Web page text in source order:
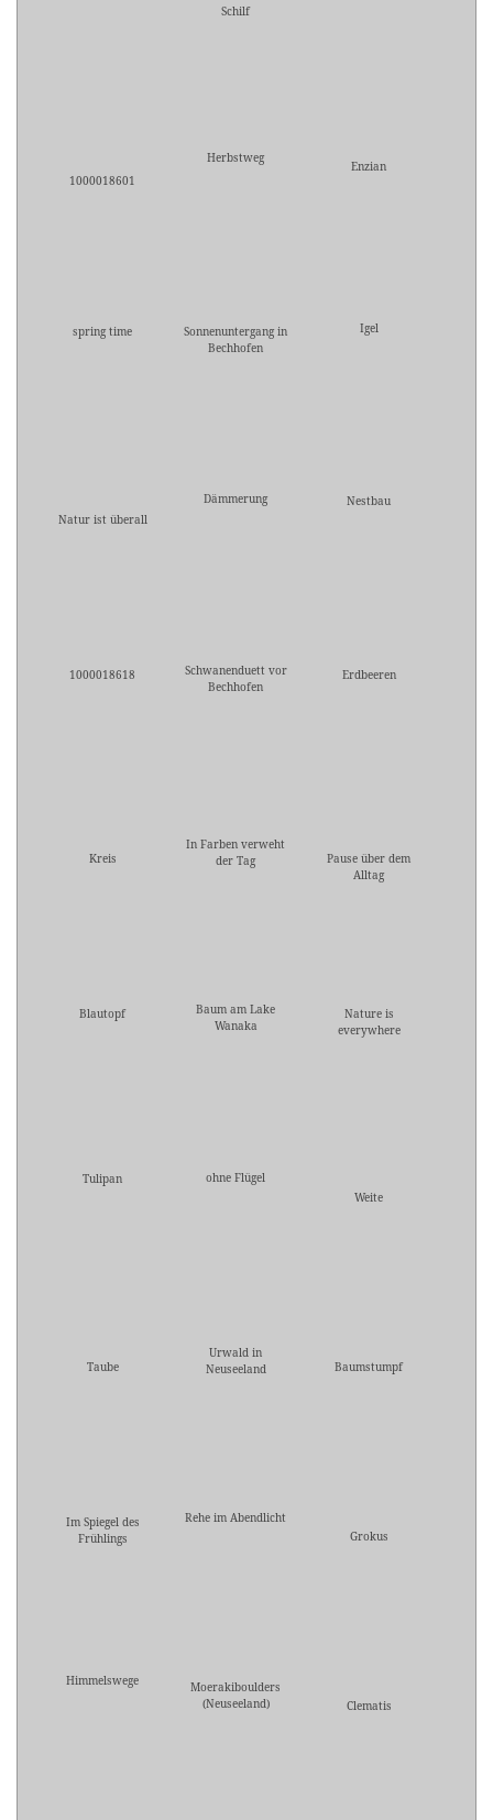
Schilf
1000018601
Herbstweg
Enzian
spring time
Sonnenuntergang in
Bechhofen
Igel
Natur ist überall
Dämmerung Nestbau
1000018618
Schwanenduett vor
Bechhofen
Erdbeeren
Kreis
In Farben verweht
der Tag
Pause über dem
Alltag
Blautopf
Baum am Lake
Wanaka
Nature is
everywhere
Tulipan
ohne Flügel
Weite
Taube
Urwald in
Neuseeland
Baumstumpf
Im Spiegel des
Frühlings
Rehe im Abendlicht
Grokus
Himmelswege
Moerakiboulders
(Neuseeland)
Clematis